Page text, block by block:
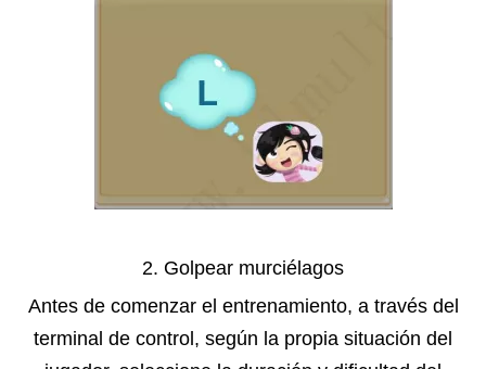
2. Golpear murciélagos
Antes de comenzar el entrenamiento, a través del
terminal de control, según la propia situación del